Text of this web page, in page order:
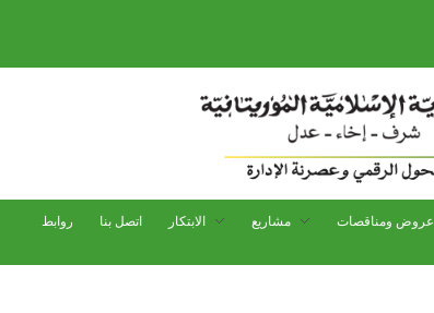
روابط اتصل بنا الابتكار مشاريع عروض ومناقصات